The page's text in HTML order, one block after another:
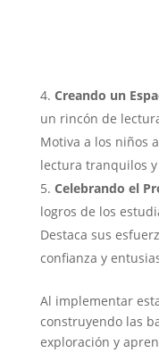
Creando un
un rincón de
Motiva a los niños
lectura tranquilos
Celebrando el
logros de los
Destaca sus
confianza y
Al implementar
construyendo las
exploración y